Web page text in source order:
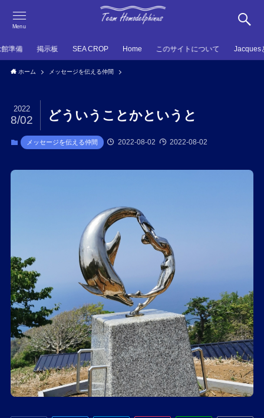
Menu
準備 掲示板 SEA CROP Home このサイトについて Jacques
ホーム メッセージを伝える仲間
どういうことかというと
2022
8/02
メッセージを伝える仲間 2022-08-02 2022-08-02